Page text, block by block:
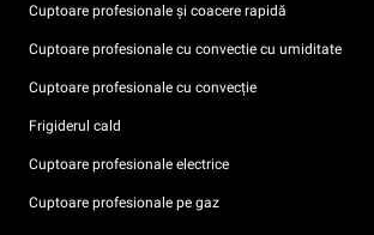
Cuptoare profesionale și coacere rapidă
Cuptoare profesionale cu convectie cu umiditate
Cuptoare profesionale cu convecție
Frigiderul cald
Cuptoare profesionale electrice
Cuptoare profesionale pe gaz